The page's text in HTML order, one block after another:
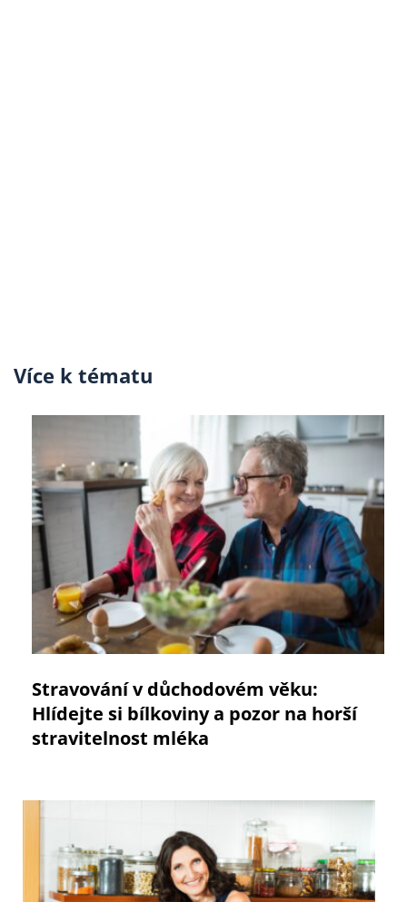
Více k tématu
Stravování v důchodovém věku:
Hlídejte si bílkoviny a pozor na horší
stravitelnost mléka